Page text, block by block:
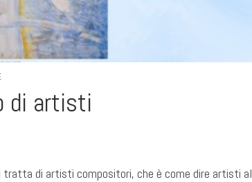
di artisti
di artisti compositori, che è come dire artisti al